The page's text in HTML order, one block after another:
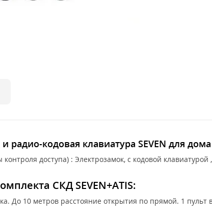
радио-кодовая клавиатура SEVEN для
доступа) : Электрозамок, с кодовой
СКД SEVEN+ATIS:
До 10 метров расстояние открытия по прямой. 1 пульт